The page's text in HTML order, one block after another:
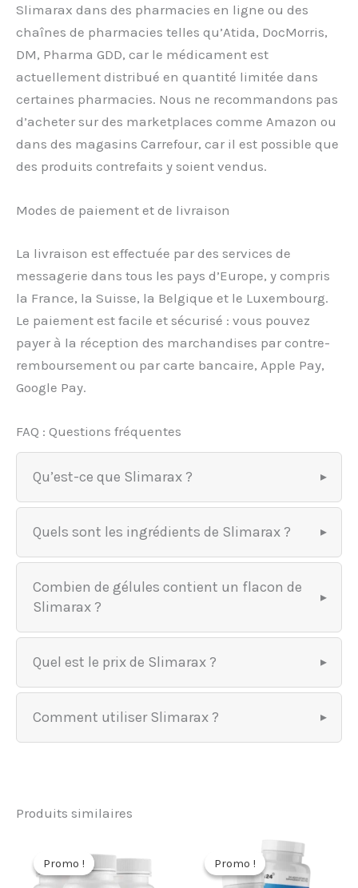
Slimarax dans des pharmacies en ligne ou des
chaînes de pharmacies telles qu’Atida, DocMorris,
DM, Pharma GDD, car le médicament est
actuellement distribué en quantité limitée dans
certaines pharmacies. Nous ne recommandons pas
d’acheter sur des marketplaces comme Amazon ou
dans des magasins Carrefour, car il est possible que
des produits contrefaits y soient vendus.
Modes de paiement et de livraison
La livraison est effectuée par des services de
messagerie dans tous les pays d’Europe, y compris
la France, la Suisse, la Belgique et le Luxembourg.
Le paiement est facile et sécurisé : vous pouvez
payer à la réception des marchandises par contre-
remboursement ou par carte bancaire, Apple Pay,
Google Pay.
FAQ : Questions fréquentes
Qu’est-ce que Slimarax ?
Quels sont les ingrédients de Slimarax ?
Combien de gélules contient un flacon de
Slimarax ?
Quel est le prix de Slimarax ?
Comment utiliser Slimarax ?
Produits similaires
Promo !
Promo ! Promo !
Promo !